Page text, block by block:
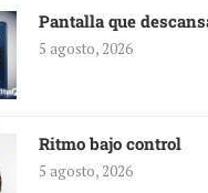
Pantalla que
5 agosto, 2026
Ritmo bajo control
5 agosto, 2026